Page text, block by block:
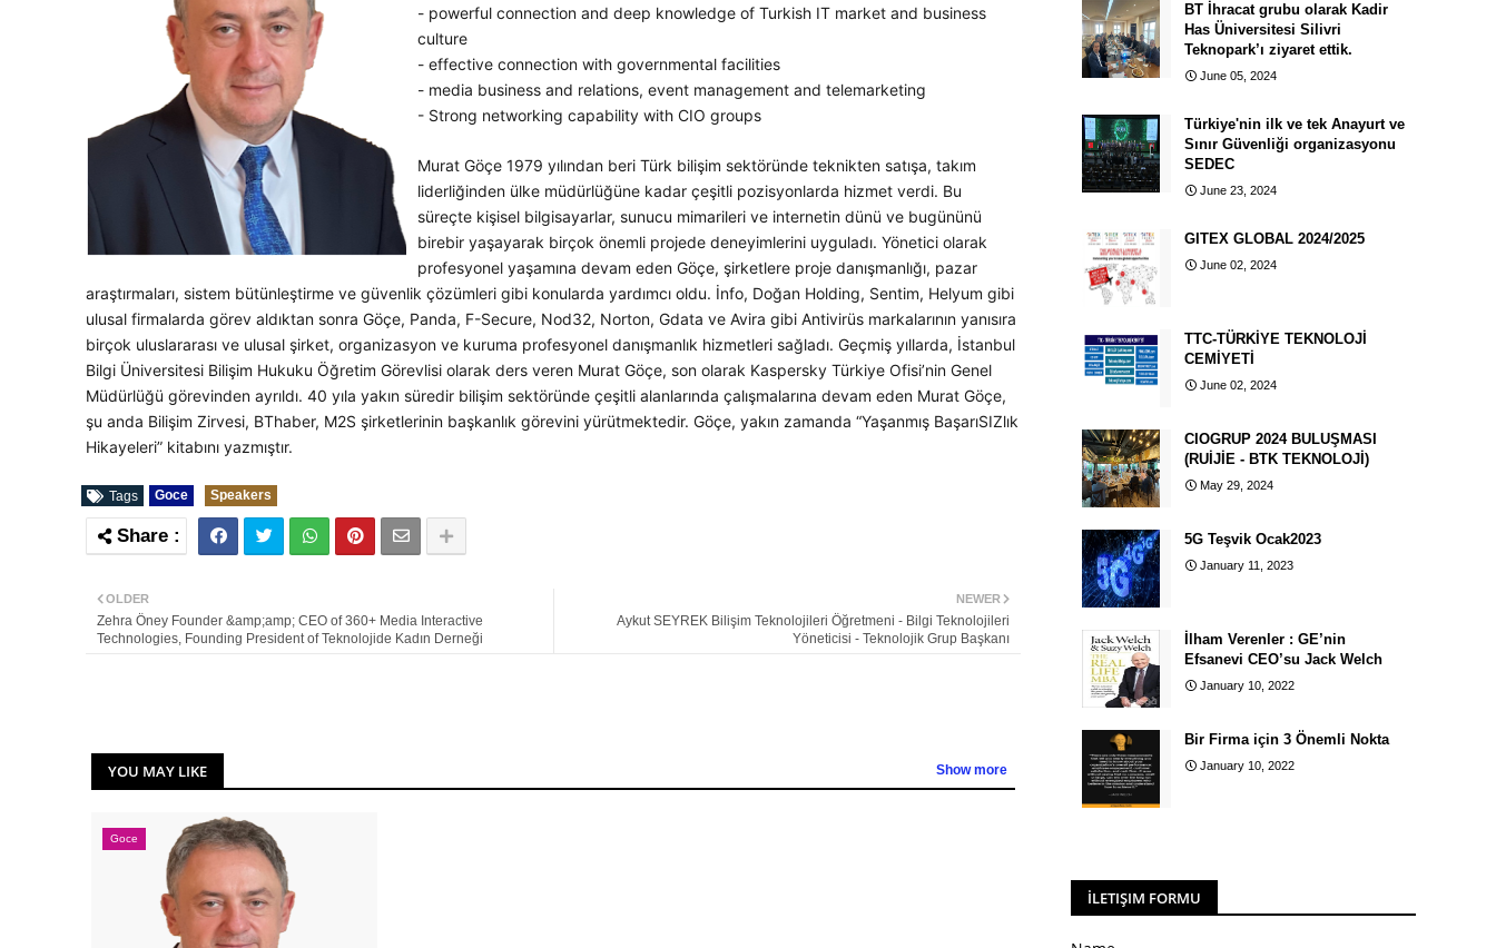
- powerful connection and deep knowledge of Turkish IT market and business
culture
- effective connection with governmental facilities
- media business and relations, event management and telemarketing
- Strong networking capability with CIO groups
Murat Göçe 1979 yılından beri Türk bilişim sektöründe teknikten satışa, takım
liderliğinden ülke müdürlüğüne kadar çeşitli pozisyonlarda hizmet verdi. Bu
süreçte kişisel bilgisayarlar, sunucu mimarileri ve internetin dünü ve bugününü
birebir yaşayarak birçok önemli projede deneyimlerini uyguladı. Yönetici olarak
profesyonel yaşamına devam eden Göçe, şirketlere proje danışmanlığı, pazar
araştırmaları, sistem bütünleştirme ve güvenlik çözümleri gibi konularda yardımcı oldu. İnfo, Doğan Holding, Sentim, Helyum gibi
ulusal firmalarda görev aldıktan sonra Göçe, Panda, F-Secure, Nod32, Norton, Gdata ve Avira gibi Antivirüs markalarının yanısıra
birçok uluslararası ve ulusal şirket, organizasyon ve kuruma profesyonel danışmanlık hizmetleri sağladı. Geçmiş yıllarda, İstanbul
Bilgi Üniversitesi Bilişim Hukuku Öğretim Görevlisi olarak ders veren Murat Göçe, son olarak Kaspersky Türkiye Ofisi’nin Genel
Müdürlüğü görevinden ayrıldı. 40 yıla yakın süredir bilişim sektöründe çeşitli alanlarında çalışmalarına devam eden Murat Göçe,
şu anda Bilişim Zirvesi, BThaber, M2S şirketlerinin başkanlık görevini yürütmektedir. Göçe, yakın zamanda “Yaşanmış BaşarıSIZlık
Hikayeleri” kitabını yazmıştır.
Tags Goce Speakers
NEWER
Aykut SEYREK Bilişim Teknolojileri Öğretmeni - Bilgi Teknolojileri
Yöneticisi - Teknolojik Grup Başkanı
OLDER
Zehra Öney Founder &amp;amp; CEO of 360+ Media Interactive
Technologies, Founding President of Teknolojide Kadın Derneği
YOU MAY LIKE Show more
Goce
BT İhracat grubu olarak Kadir
Has Üniversitesi Silivri
Teknopark’ı ziyaret ettik.
June 05, 2024
Türkiye'nin ilk ve tek Anayurt ve
Sınır Güvenliği organizasyonu
SEDEC
June 23, 2024
GITEX GLOBAL 2024/2025
June 02, 2024
TTC-TÜRKİYE TEKNOLOJİ
CEMİYETİ
June 02, 2024
CIOGRUP 2024 BULUŞMASI
(RUİJİE - BTK TEKNOLOJİ)
May 29, 2024
5G Teşvik Ocak2023
January 11, 2023
İlham Verenler : GE’nin
Efsanevi CEO’su Jack Welch
January 10, 2022
Bir Firma için 3 Önemli Nokta
January 10, 2022
İLETIŞIM FORMU